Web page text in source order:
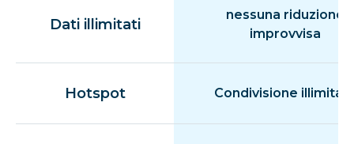
Dati illimitati
nessuna riduzione
improvvisa
Hotspot Condivisione